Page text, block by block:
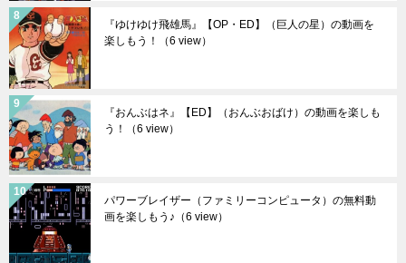
『ゆけゆけ飛雄馬』【OP・ED】（巨人の星）の動画を
楽しもう！
（6 view）
『おんぶはネ』【ED】（おんぶおばけ）の動画を楽しも
う！
（6 view）
パワーブレイザー（ファミリーコンピュータ）の無料動
画を楽しもう♪ （6 view）